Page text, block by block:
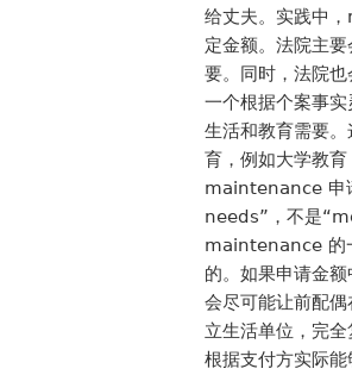
给丈夫。实践中
定金额。法院主
要。同时，法院
一个根据个案事
生活和教育需要
育，例如大学教
maintenance 申
needs”，不是
maintenance 的
的。如果申请金
会尽可能让前配
立生活单位，完
根据支付方实际